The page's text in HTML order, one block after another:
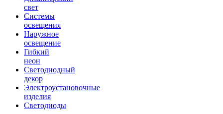
свет
Системы
освещения
Наружное
освещение
Гибкий
неон
Светодиодный
декор
Электроустановочные
изделия
Светодиоды